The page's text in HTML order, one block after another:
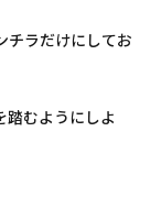
チラだけにしてお
踏むようにしよ